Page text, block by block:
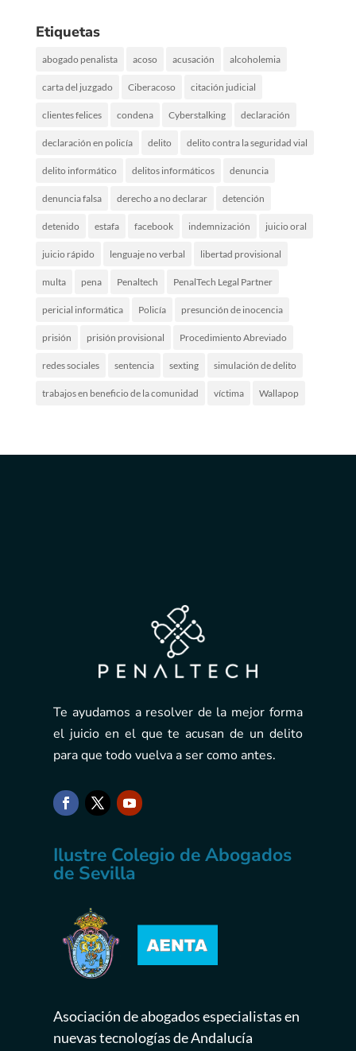
Etiquetas
abogado penalista acoso acusación alcoholemia
carta del juzgado Ciberacoso citación judicial
clientes felices condena Cyberstalking declaración
declaración en policía delito delito contra la seguridad vial
delito informático delitos informáticos denuncia
denuncia falsa derecho a no declarar detención
detenido estafa facebook indemnización juicio oral
juicio rápido lenguaje no verbal libertad provisional
multa pena Penaltech PenalTech Legal Partner
pericial informática Policía presunción de inocencia
prisión prisión provisional Procedimiento Abreviado
redes sociales sentencia sexting simulación de delito
trabajos en beneficio de la comunidad víctima Wallapop
Te ayudamos a resolver de la mejor forma
el juicio en el que te acusan de un delito
para que todo vuelva a ser como antes.
Ilustre Colegio de Abogados
de Sevilla
Asociación de abogados especialistas en
nuevas tecnologías de Andalucía